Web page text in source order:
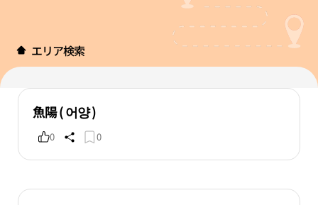
エリア検索
魚陽 ( 어양 )
0 0